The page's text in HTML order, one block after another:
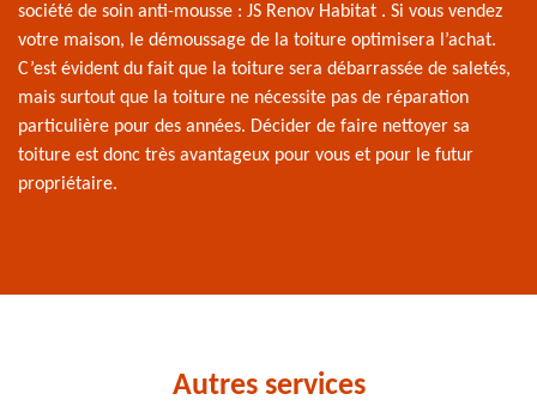
société de soin anti-mousse : JS Renov Habitat . Si vous vendez
votre maison, le démoussage de la toiture optimisera l’achat.
C’est évident du fait que la toiture sera débarrassée de saletés,
mais surtout que la toiture ne nécessite pas de réparation
particulière pour des années. Décider de faire nettoyer sa
toiture est donc très avantageux pour vous et pour le futur
propriétaire.
Autres services